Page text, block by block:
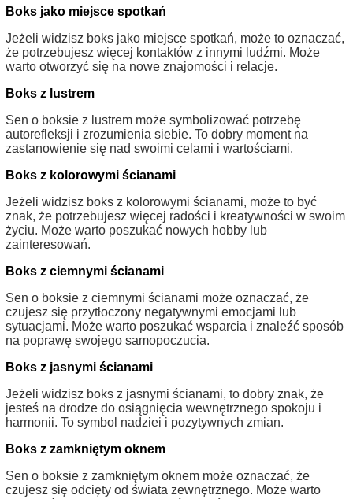
Boks jako miejsce spotkań
Jeżeli widzisz boks jako miejsce spotkań, może to oznaczać,
że potrzebujesz więcej kontaktów z innymi ludźmi. Może
warto otworzyć się na nowe znajomości i relacje.
Boks z lustrem
Sen o boksie z lustrem może symbolizować potrzebę
autorefleksji i zrozumienia siebie. To dobry moment na
zastanowienie się nad swoimi celami i wartościami.
Boks z kolorowymi ścianami
Jeżeli widzisz boks z kolorowymi ścianami, może to być
znak, że potrzebujesz więcej radości i kreatywności w swoim
życiu. Może warto poszukać nowych hobby lub
zainteresowań.
Boks z ciemnymi ścianami
Sen o boksie z ciemnymi ścianami może oznaczać, że
czujesz się przytłoczony negatywnymi emocjami lub
sytuacjami. Może warto poszukać wsparcia i znaleźć sposób
na poprawę swojego samopoczucia.
Boks z jasnymi ścianami
Jeżeli widzisz boks z jasnymi ścianami, to dobry znak, że
jesteś na drodze do osiągnięcia wewnętrznego spokoju i
harmonii. To symbol nadziei i pozytywnych zmian.
Boks z zamkniętym oknem
Sen o boksie z zamkniętym oknem może oznaczać, że
czujesz się odcięty od świata zewnętrznego. Może warto